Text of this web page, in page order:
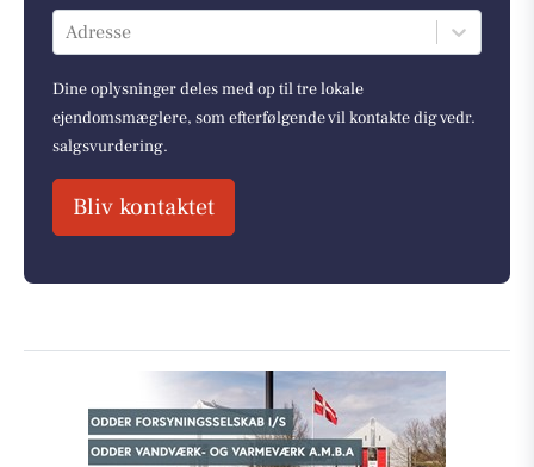
Adresse
Dine oplysninger deles med op til tre lokale
ejendomsmæglere, som efterfølgende vil kontakte dig vedr.
salgsvurdering.
Bliv kontaktet